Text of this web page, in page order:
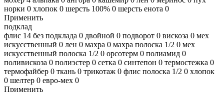
норки 0 хлопок 0 шерсть 100% 0 шерсть енота 0
Применить
подклад
флис 14 без подклада 0 двойной 0 подворот 0 вискоза 0 мех
искусственный 0 лен 0 махра 0 махра полоска 1/2 0 мех
искусственный полоска 1/2 0 орсотерм 0 полиамид 0
поливискоза 0 полиэстер 0 сетка 0 синтепон 0 термостежка 0
термофайбер 0 ткань 0 трикотаж 0 флис полоска 1/2 0 хлопок
0 шелтер 0 евро-мех 0
Применить